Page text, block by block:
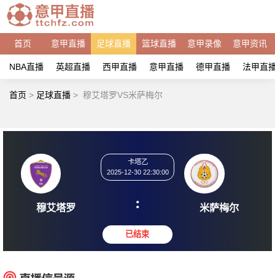
首页 意甲直播 足球直播 篮球直播 意甲录像 意甲资讯
NBA直播 英超直播 西甲直播 意甲直播 德甲直播 法甲直
首页 > 足球直播 > 穆艾塔罗VS米萨梅尔
穆艾塔罗
2025-12-30 22:30:00
: 米萨